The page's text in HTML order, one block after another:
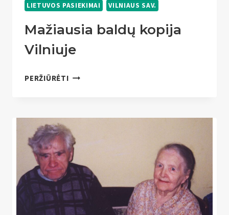
LIETUVOS PASIEKIMAI VILNIAUS SAV.
Mažiausia baldų kopija
Vilniuje
PERŽIŪRĖTIMAŽIAUSIA